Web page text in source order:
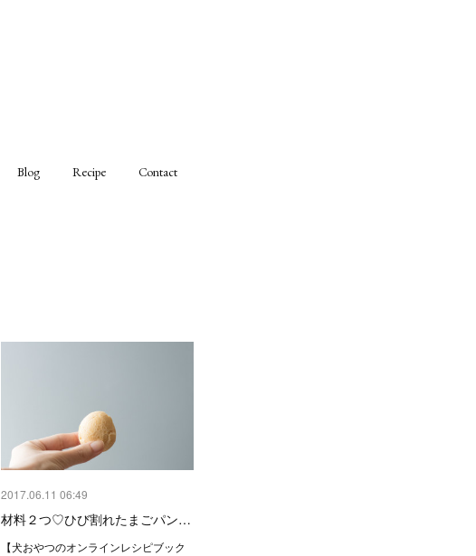
Blog Recipe Contact
2017.06.11 06:49
材料２つ♡ひび割れたまごパン…
【犬おやつのオンラインレシピブック